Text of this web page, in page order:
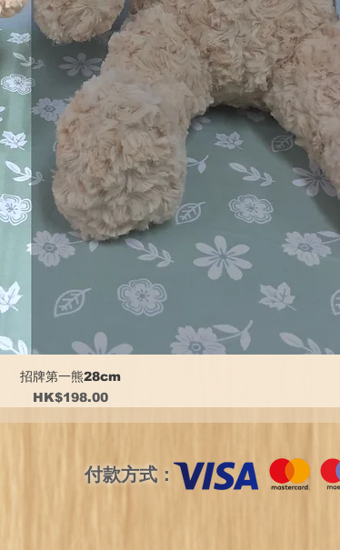
招牌第一熊28cm
價格
HK$198.00
付款方式：